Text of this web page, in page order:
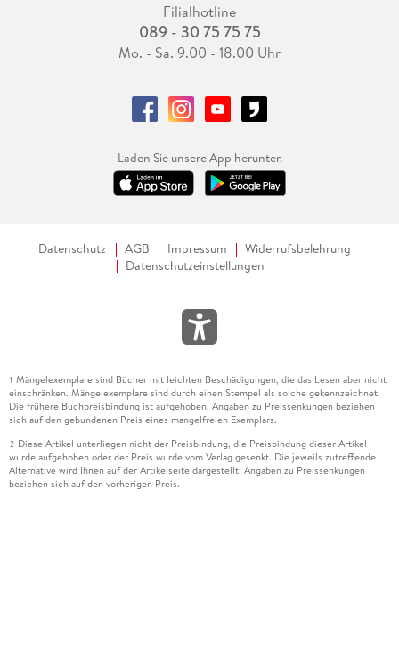
Filialhotline
089 - 30 75 75 75
Mo. - Sa. 9.00 - 18.00 Uhr
Laden Sie unsere App herunter.
Datenschutz AGB Impressum
Widerrufsbelehrung
Datenschutzeinstellungen
1 Mängelexemplare sind Bücher mit leichten Beschädigungen, die das Lesen aber nicht
einschränken. Mängelexemplare sind durch einen Stempel als solche gekennzeichnet.
Die frühere Buchpreisbindung ist aufgehoben. Angaben zu Preissenkungen beziehen
sich auf den gebundenen Preis eines mangelfreien Exemplars.
2 Diese Artikel unterliegen nicht der Preisbindung, die Preisbindung dieser Artikel
wurde aufgehoben oder der Preis wurde vom Verlag gesenkt. Die jeweils zutreffende
Alternative wird Ihnen auf der Artikelseite dargestellt. Angaben zu Preissenkungen
beziehen sich auf den vorherigen Preis.